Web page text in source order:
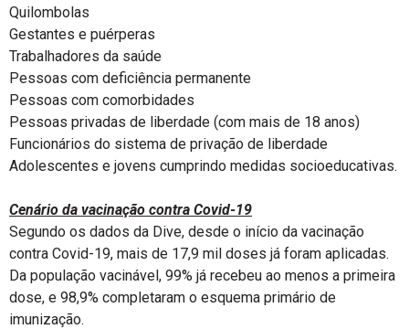
Quilombolas
Gestantes e puérperas
Trabalhadores da saúde
Pessoas com deficiência permanente
Pessoas com comorbidades
Pessoas privadas de liberdade (com mais de 18 anos)
Funcionários do sistema de privação de liberdade
Adolescentes e jovens cumprindo medidas socioeducativas.
Cenário da vacinação contra Covid-19
Segundo os dados da Dive, desde o início da vacinação
contra Covid-19, mais de 17,9 mil doses já foram aplicadas.
Da população vacinável, 99% já recebeu ao menos a primeira
dose, e 98,9% completaram o esquema primário de
imunização.